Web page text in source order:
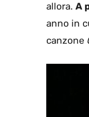
allora. A
anno in
canzone